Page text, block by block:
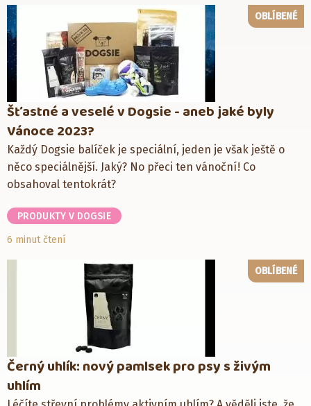
OBLÍBENÉ
Šťastné a veselé v Dogsie - aneb jaké byly
Vánoce 2023?
Každý Dogsie balíček je speciální, jeden je však ještě o
něco speciálnější. Jaký? No přeci ten vánoční! Co
obsahoval tentokrát?
PRODUKTY V DOGSIE
6 minut čtení
OBLÍBENÉ
Černý uhlík: nový pamlsek pro psy s živým
uhlím